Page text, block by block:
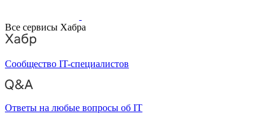
Все сервисы Хабра
Сообщество IT-специалистов
Ответы на любые вопросы об IT